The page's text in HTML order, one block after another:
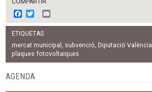
COMPARTIR
F
a
c
e
b
o
o
w
i
t
t
e
r
m
l
ETIQUETAS
mercat municipal , subvenció, Diputació València
plaques fotovoltaiques
AGENDA